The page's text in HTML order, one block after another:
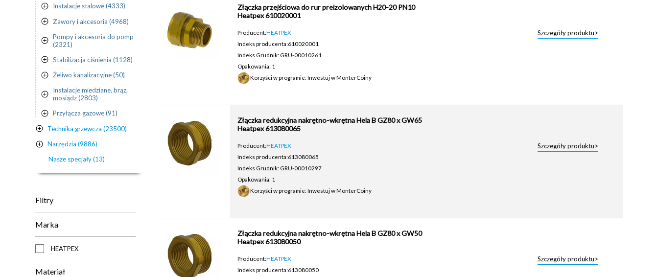
Instalacje stalowe (4333)
Zawory i akcesoria (4968)
Pompy i akcesoria do pomp
(2321)
Stabilizacja ciśnienia (1128)
Żeliwo kanalizacyjne (50)
Instalacje miedziane, brąz,
mosiądz (2803)
Przyłącza gazowe (91)
Technika grzewcza (23500)
Narzędzia (9886)
Nasze specjały (13)
Filtry
Marka
HEATPEX
Materiał
Złączka przejściowa do rur preizolowanych H20-20 PN10
Heatpex 610020001
Producent:HEATPEX
Indeks producenta:610020001
Indeks Grudnik: GRU-00010261
Opakowania: 1
Korzyści w programie: Inwestuj w MonterCoiny
Szczegóły produktu>
Złączka redukcyjna nakrętno-wkrętna Hela B GZ80 x GW65
Heatpex 613080065
Producent:HEATPEX
Indeks producenta:613080065
Indeks Grudnik: GRU-00010297
Opakowania: 1
Korzyści w programie: Inwestuj w MonterCoiny
Szczegóły produktu>
Złączka redukcyjna nakrętno-wkrętna Hela B GZ80 x GW50
Heatpex 613080050
Producent:HEATPEX
Indeks producenta:613080050
Szczegóły produktu>